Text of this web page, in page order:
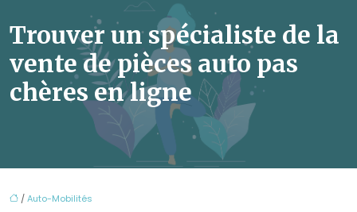
Trouver un spécialiste de la
vente de pièces auto pas
chères en ligne
/Auto-Mobilités